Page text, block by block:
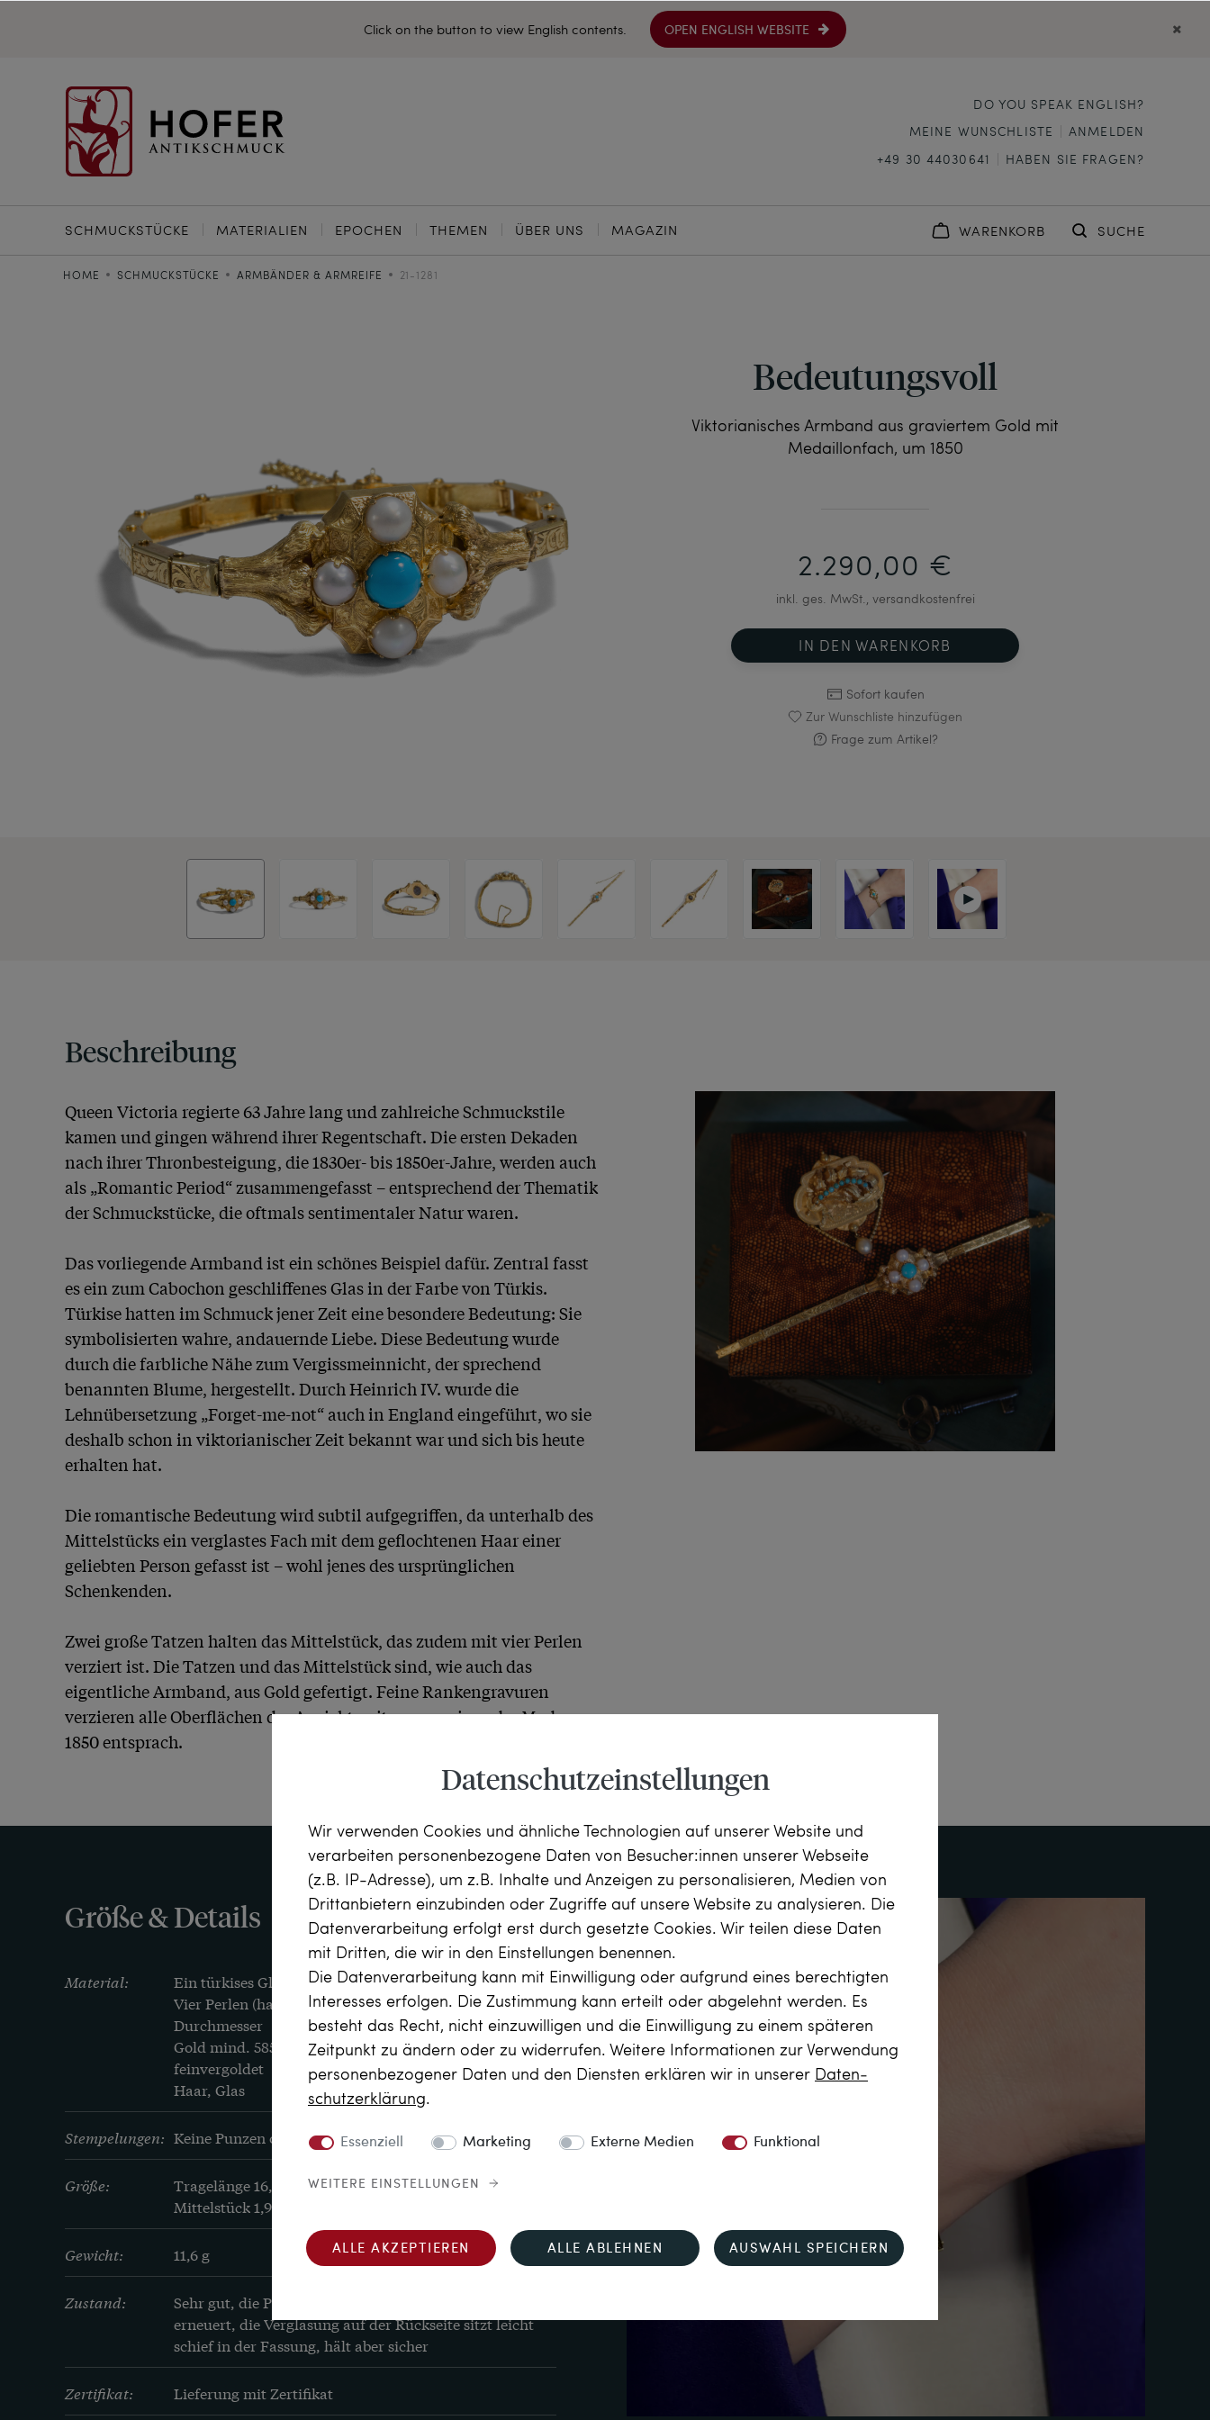
Click on the button to view English contents. OPEN ENGLISH WEBSITE
DO YOU SPEAK ENGLISH?
MEINE WUNSCHLISTE
ANMELDEN
+49 30 44030641
HABEN SIE FRAGEN?
SCHMUCKSTÜCKE MATERIALIEN EPOCHEN THEMEN ÜBER UNS MAGAZIN WARENKORB SUCHE
HOME SCHMUCKSTÜCKE ARMBÄNDER & ARMREIFE 21-1281
Bedeutungsvoll
Viktorianisches Armband aus graviertem Gold mit
Medaillonfach, um 1850
2.290,00 €
inkl. ges. MwSt., versandkostenfrei
IN DEN WARENKORB
Sofort kaufen
Zur Wunschliste hinzufügen
Frage zum Artikel?
Beschreibung
Queen Victoria regierte 63 Jahre lang und zahlreiche Schmuckstile
kamen und gingen während ihrer Regentschaft. Die ersten Dekaden
nach ihrer Thronbesteigung, die 1830er- bis 1850er-Jahre, werden auch
als „Romantic Period“ zusammengefasst – entsprechend der Thematik
der Schmuckstücke, die oftmals sentimentaler Natur waren.
Das vorliegende Armband ist ein schönes Beispiel dafür. Zentral fasst
es ein zum Cabochon geschliffenes Glas in der Farbe von Türkis.
Türkise hatten im Schmuck jener Zeit eine besondere Bedeutung: Sie
symbolisierten wahre, andauernde Liebe. Diese Bedeutung wurde
durch die farbliche Nähe zum Vergissmeinnicht, der sprechend
benannten Blume, hergestellt. Durch Heinrich IV. wurde die
Lehnübersetzung „Forget-me-not“ auch in England eingeführt, wo sie
deshalb schon in viktorianischer Zeit bekannt war und sich bis heute
erhalten hat.
Die romantische Bedeutung wird subtil aufgegriffen, da unterhalb des
Mittelstücks ein verglastes Fach mit dem geflochtenen Haar einer
geliebten Person gefasst ist – wohl jenes des ursprünglichen
Schenkenden.
Zwei große Tatzen halten das Mittelstück, das zudem mit vier Perlen
verziert ist. Die Tatzen und das Mittelstück sind, wie auch das
eigentliche Armband, aus Gold gefertigt. Feine Rankengravuren
verzieren alle Oberflächen der Ansichtsseite, ganz wie es der Mode um
Größe & Details
Material:
Ein türkises Glas, etwa 6,3 mm Durchmesser
Vier Perlen (halbiert), wohl Zuchtperlen, je etwa 5,3 mm
Durchmesser
Gold mind. 585/000, entspricht 14 Karat, zusätzlich
feinvergoldet
Haar, Glas
Stempelungen: Keine Punzen oder Stempel
Größe:
Tragelänge 16,3 cm
Mittelstück 1,9 x 3,6 cm
Gewicht: 11,6 g
Zustand:
Sehr gut, die Perlen und das türkise Glas modern
erneuert, die Verglasung auf der Rückseite sitzt leicht
schief in der Fassung, hält aber sicher
Zertifikat: Lieferung mit Zertifikat
Datenschutzeinstellungen
Wir verwenden Cookies und ähnliche Technologien auf unserer Website und
verarbeiten personenbezogene Daten von Besucher:innen unserer Webseite
(z.B. IP-Adresse), um z.B. Inhalte und Anzeigen zu personalisieren, Medien von
Drittanbietern einzubinden oder Zugriffe auf unsere Website zu analysieren. Die
Datenverarbeitung erfolgt erst durch gesetzte Cookies. Wir teilen diese Daten
mit Dritten, die wir in den Einstellungen benennen.
Die Datenverarbeitung kann mit Einwilligung oder aufgrund eines berechtigten
Interesses erfolgen. Die Zustimmung kann erteilt oder abgelehnt werden. Es
besteht das Recht, nicht einzuwilligen und die Einwilligung zu einem späteren
Zeitpunkt zu ändern oder zu widerrufen. Weitere Informationen zur Verwendung
personenbezogener Daten und den Diensten erklären wir in unserer Daten­
schutz­erklärung.
Essenziell Marketing Externe Medien Funktional
WEITERE EINSTELLUNGEN
ALLE AKZEPTIEREN ALLE ABLEHNEN AUSWAHL SPEICHERN